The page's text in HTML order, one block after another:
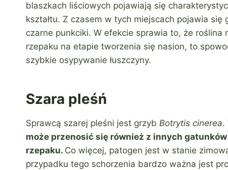
blaszkach liściowych pojawiają się
kształtu. Z czasem w tych miejscach pojawia
czarne punkciki. W efekcie sprawia to, że
rzepaku na etapie tworzenia się nasion, to
szybkie osypywanie łuszczyny.
Szara pleśń
Sprawcą szarej pleśni jest grzyb Botrytis cinerea.
może przenosić się również z innych
rzepaku. Co więcej, patogen jest w stanie
przypadku tego schorzenia bardzo ważna jest